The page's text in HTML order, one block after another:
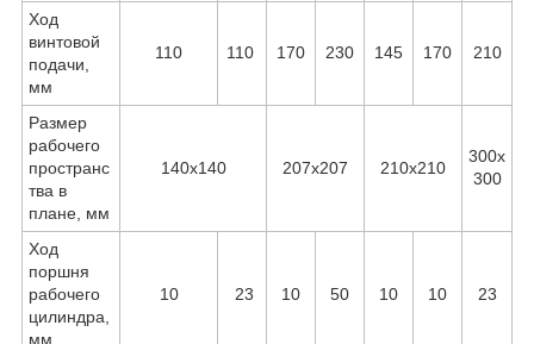
Ход
винтовой
подачи,
мм
110 110 170 230 145 170 210
Размер
рабочего
пространс
тва в
плане, мм
140х140 207x207 210x210
300x
300
Ход
поршня
рабочего
цилиндра,
мм
10 23 10 50 10 10 23